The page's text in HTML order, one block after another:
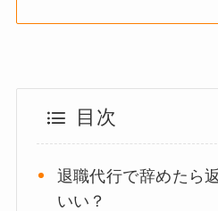
目次
退職代行で辞めたら
いい？